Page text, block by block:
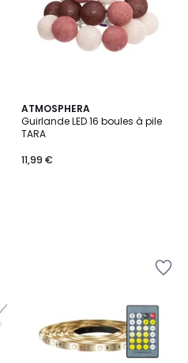
ATMOSPHERA
Guirlande LED 16 boules à pile
TARA
11,99 €